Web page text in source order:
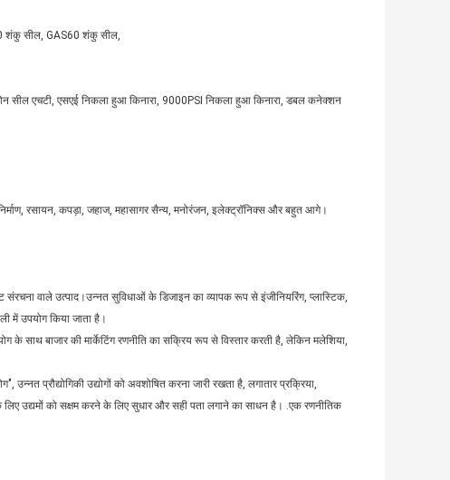
शंकु सील, GAS60 शंकु सील,
एचटी, एसएई निकला हुआ किनारा, 9000PSI निकला हुआ किनारा, डबल कनेक्शन
रसायन, कपड़ा, जहाज, महासागर सैन्य, मनोरंजन, इलेक्ट्रॉनिक्स और बहुत आगे।
वाले उत्पाद।उन्नत सुविधाओं के डिजाइन का व्यापक रूप से इंजीनियरिंग, प्लास्टिक,
में उपयोग किया जाता है।
साथ बाजार की मार्केटिंग रणनीति का सक्रिय रूप से विस्तार करती है, लेकिन मलेशिया,
प्रौद्योगिकी उद्योगों को अवशोषित करना जारी रखता है, लगातार प्रक्रिया,
उद्यमों को सक्षम करने के लिए सुधार और सही पता लगाने का साधन है। .एक रणनीतिक